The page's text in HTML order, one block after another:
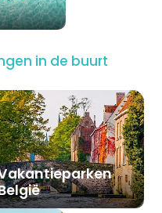
in de buurt